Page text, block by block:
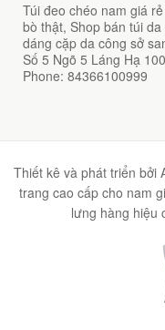
Túi đeo chéo nam giá
bò thật, Shop bán túi
dáng cặp da công sở
Số 5 Ngõ 5 Láng Hạ
Phone: 84366100999
Thiết kê và phát triển bởi
trang cao cấp cho nam
lưng hàng hiệu